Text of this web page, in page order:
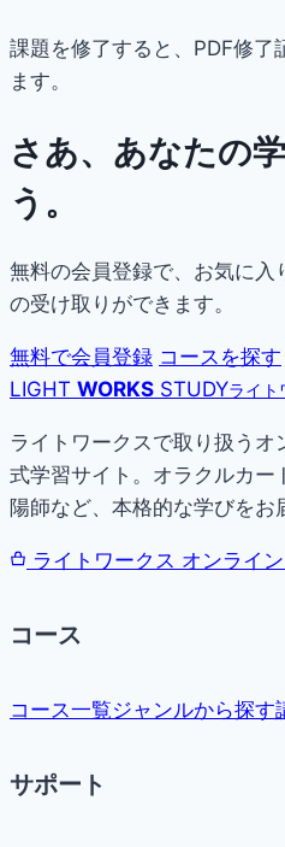
課題を修了すると、PDF修了
ます。
さあ、あなたの
う。
無料の会員登録で、お気に入
の受け取りができます。
無料で会員登録 コースを探す
LIGHT WORKS STUDYライト
ライトワークスで取り扱う
式学習サイト。オラクルカー
陽師など、本格的な学びをお
ライトワークス オンライ
コース
コース一覧ジャンルから探す
サポート